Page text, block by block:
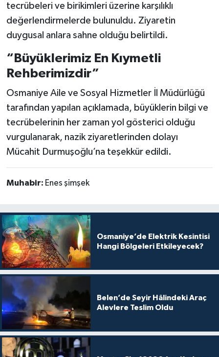
tecrübeleri ve birikimleri üzerine karşılıklı
değerlendirmelerde bulunuldu. Ziyaretin
duygusal anlara sahne olduğu belirtildi.
“Büyüklerimiz En Kıymetli
Rehberimizdir”
Osmaniye Aile ve Sosyal Hizmetler İl Müdürlüğü
tarafından yapılan açıklamada, büyüklerin bilgi ve
tecrübelerinin her zaman yol gösterici olduğu
vurgulanarak, nazik ziyaretlerinden dolayı
Mücahit Durmuşoğlu’na teşekkür edildi.
Muhabir: Enes şimşek
Osmaniye’de Elektrik Kesintisi
Hangi Bölgeleri Etkileyecek?
Belen’de Seyir Hâlindeki Araç
Alevlere Teslim Oldu